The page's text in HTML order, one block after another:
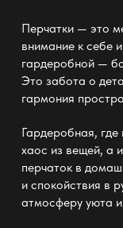
Перчатки — это
внимание к себе
гардеробной —
Это забота о
гармония
Гардеробная,
хаос из вещей, а
перчаток в
и спокойствия в
атмосферу уюта